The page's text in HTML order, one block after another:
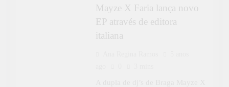
Mayze X Faria lança novo
EP através de editora
italiana